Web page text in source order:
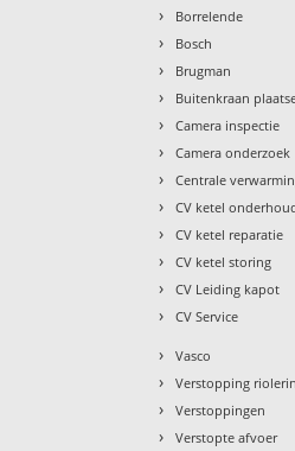
› Borrelende
› Bosch
› Brugman
› Buitenkraan
› Camera inspectie
› Camera onderzoek
› Centrale
› CV ketel
› CV ketel reparatie
› CV ketel storing
› CV Leiding kapot
› CV Service
› Vasco
› Verstopping
› Verstoppingen
› Verstopte afvoer